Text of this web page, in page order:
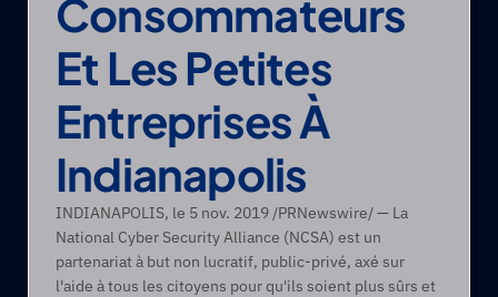
Consommateurs
Et Les Petites
Entreprises À
Indianapolis
INDIANAPOLIS, le 5 nov. 2019 /PRNewswire/ — La
National Cyber Security Alliance (NCSA) est un
partenariat à but non lucratif, public-privé, axé sur
l'aide à tous les citoyens pour qu'ils soient plus sûrs et